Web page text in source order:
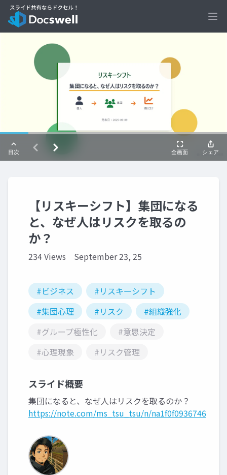
【リスキーシフト】集団になる
と、なぜ人はリスクを取るの
か？
234 Views September 23, 25
#ビジネス
#リスキーシフト
#集団心理
#リスク
#組織強化
#グループ極性化
#意思決定
#心理現象
#リスク管理
スライド概要
集団になると、なぜ人はリスクを取るのか？
https://note.com/ms_tsu_tsu/n/na1f0f0936746